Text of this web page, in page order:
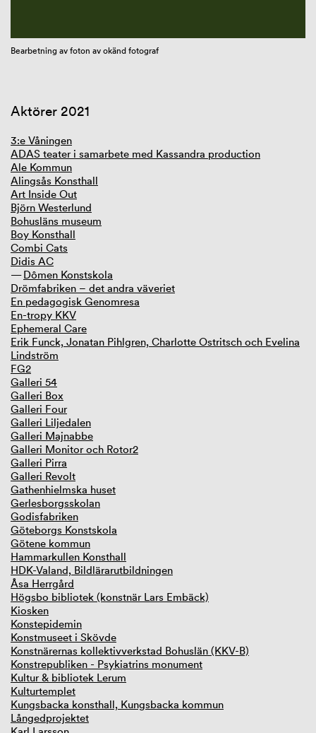
Bearbetning av foton av okänd fotograf
Aktörer 2021
3:e Våningen
ADAS teater i samarbete med Kassandra production
Ale Kommun
Alingsås Konsthall
Art Inside Out
Björn Westerlund
Bohusläns museum
Boy Konsthall
Combi Cats
Didis AC
Dômen Konstskola
Drömfabriken – det andra väveriet
En pedagogisk Genomresa
En-tropy KKV
Ephemeral Care
Erik Funck, Jonatan Pihlgren, Charlotte Ostritsch och Evelina
Lindström
FG2
Galleri 54
Galleri Box
Galleri Four
Galleri Liljedalen
Galleri Majnabbe
Galleri Monitor och Rotor2
Galleri Pirra
Galleri Revolt
Gathenhielmska huset
Gerlesborgsskolan
Godisfabriken
Göteborgs Konstskola
Götene kommun
Hammarkullen Konsthall
HDK-Valand, Bildlärarutbildningen
Åsa Herrgård
Högsbo bibliotek (konstnär Lars Embäck)
Kiosken
Konstepidemin
Konstmuseet i Skövde
Konstnärernas kollektivverkstad Bohuslän (KKV-B)
Konstrepubliken - Psykiatrins monument
Kultur & bibliotek Lerum
Kulturtemplet
Kungsbacka konsthall, Kungsbacka kommun
Långedprojektet